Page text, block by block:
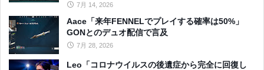
7月 14, 2026
Aace「来年FENNELでプレイする確率は50%」
GONとのデュオ配信で言及
7月 28, 2026
Leo「コロナウイルスの後遺症から完全に回復し